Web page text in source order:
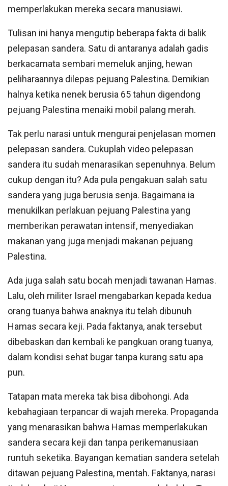
memperlakukan mereka secara manusiawi.
Tulisan ini hanya mengutip beberapa fakta di balik
pelepasan sandera. Satu di antaranya adalah gadis
berkacamata sembari memeluk anjing, hewan
peliharaannya dilepas pejuang Palestina. Demikian
halnya ketika nenek berusia 65 tahun digendong
pejuang Palestina menaiki mobil palang merah.
Tak perlu narasi untuk mengurai penjelasan momen
pelepasan sandera. Cukuplah video pelepasan
sandera itu sudah menarasikan sepenuhnya. Belum
cukup dengan itu? Ada pula pengakuan salah satu
sandera yang juga berusia senja. Bagaimana ia
menukilkan perlakuan pejuang Palestina yang
memberikan perawatan intensif, menyediakan
makanan yang juga menjadi makanan pejuang
Palestina.
Ada juga salah satu bocah menjadi tawanan Hamas.
Lalu, oleh militer Israel mengabarkan kepada kedua
orang tuanya bahwa anaknya itu telah dibunuh
Hamas secara keji. Pada faktanya, anak tersebut
dibebaskan dan kembali ke pangkuan orang tuanya,
dalam kondisi sehat bugar tanpa kurang satu apa
pun.
Tatapan mata mereka tak bisa dibohongi. Ada
kebahagiaan terpancar di wajah mereka. Propaganda
yang menarasikan bahwa Hamas memperlakukan
sandera secara keji dan tanpa perikemanusiaan
runtuh seketika. Bayangan kematian sandera setelah
ditawan pejuang Palestina, mentah. Faktanya, narasi